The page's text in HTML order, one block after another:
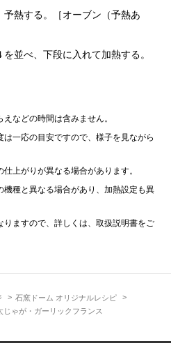
石窯ドーム オリジナルレシピ
じゃが・ガーリックフランス
予熱する。［オーブン（予熱あ
並べ、下段に入れて加熱する。
などの時間は含みません。
一応の目安ですので、様子を見ながら
上がりが異なる場合があります。
機種と異なる場合があり、加熱設定も異
りますので、詳しくは、取扱説明書をご